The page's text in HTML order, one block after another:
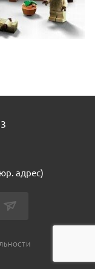
ход в
в зеркале
от того, какой
адрес)